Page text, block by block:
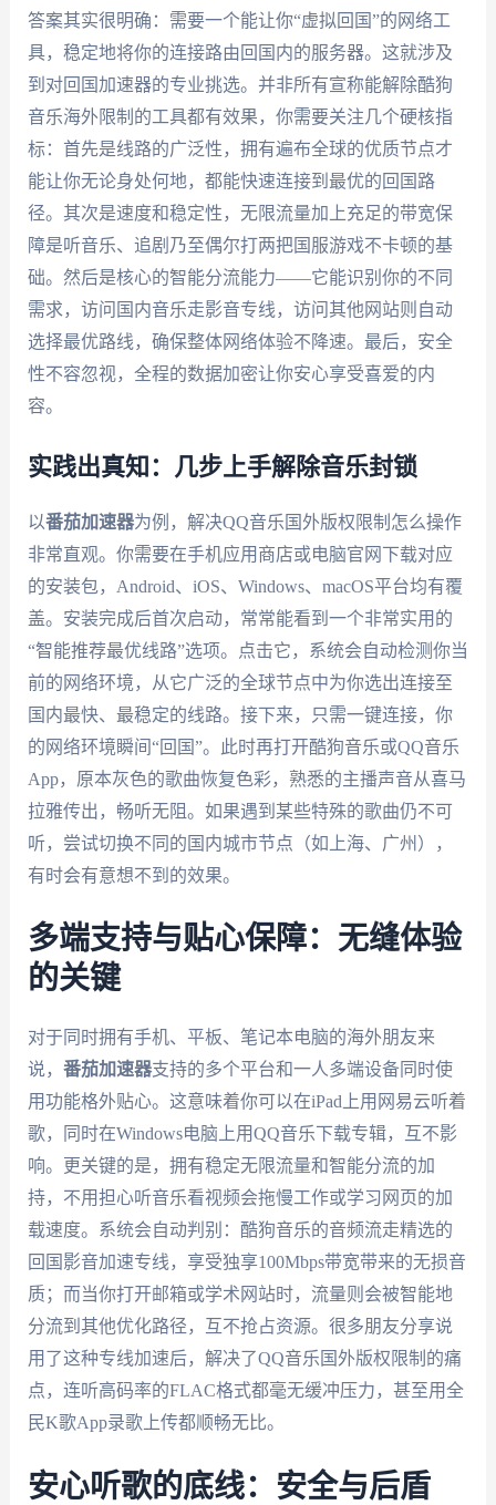
答案其实很明确：需要一个能让你“虚拟回国”的网络工
具，稳定地将你的连接路由回国内的服务器。这就涉及
到对回国加速器的专业挑选。并非所有宣称能解除酷狗
音乐海外限制的工具都有效果，你需要关注几个硬核指
标：首先是线路的广泛性，拥有遍布全球的优质节点才
能让你无论身处何地，都能快速连接到最优的回国路
径。其次是速度和稳定性，无限流量加上充足的带宽保
障是听音乐、追剧乃至偶尔打两把国服游戏不卡顿的基
础。然后是核心的智能分流能力——它能识别你的不同
需求，访问国内音乐走影音专线，访问其他网站则自动
选择最优路线，确保整体网络体验不降速。最后，安全
性不容忽视，全程的数据加密让你安心享受喜爱的内
容。
实践出真知：几步上手解除音乐封锁
以番茄加速器为例，解决QQ音乐国外版权限制怎么操作
非常直观。你需要在手机应用商店或电脑官网下载对应
的安装包，Android、iOS、Windows、macOS平台均有覆
盖。安装完成后首次启动，常常能看到一个非常实用的
“智能推荐最优线路”选项。点击它，系统会自动检测你当
前的网络环境，从它广泛的全球节点中为你选出连接至
国内最快、最稳定的线路。接下来，只需一键连接，你
的网络环境瞬间“回国”。此时再打开酷狗音乐或QQ音乐
App，原本灰色的歌曲恢复色彩，熟悉的主播声音从喜马
拉雅传出，畅听无阻。如果遇到某些特殊的歌曲仍不可
听，尝试切换不同的国内城市节点（如上海、广州），
有时会有意想不到的效果。
多端支持与贴心保障：无缝体验
的关键
对于同时拥有手机、平板、笔记本电脑的海外朋友来
说， 番茄加速器支持的多个平台和一人多端设备同时使
用功能格外贴心。这意味着你可以在iPad上用网易云听着
歌，同时在Windows电脑上用QQ音乐下载专辑，互不影
响。更关键的是，拥有稳定无限流量和智能分流的加
持，不用担心听音乐看视频会拖慢工作或学习网页的加
载速度。系统会自动判别：酷狗音乐的音频流走精选的
回国影音加速专线，享受独享100Mbps带宽带来的无损音
质；而当你打开邮箱或学术网站时，流量则会被智能地
分流到其他优化路径，互不抢占资源。很多朋友分享说
用了这种专线加速后，解决了QQ音乐国外版权限制的痛
点，连听高码率的FLAC格式都毫无缓冲压力，甚至用全
民K歌App录歌上传都顺畅无比。
安心听歌的底线：安全与后盾